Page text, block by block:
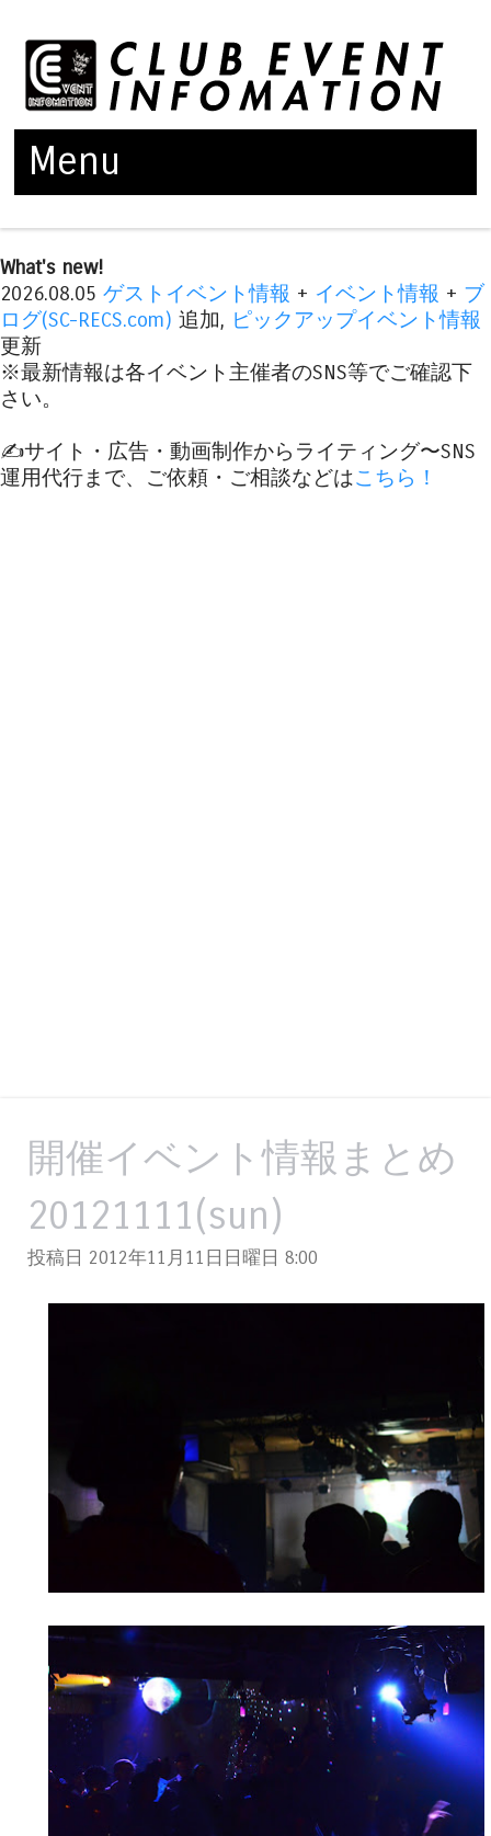
Menu
What's new!
2026.08.05 ゲストイベント情報 + イベント情報 + ブ
ログ(SC-RECS.com) 追加, ピックアップイベント情報
更新
※最新情報は各イベント主催者のSNS等でご確認下
さい。
✍️サイト・広告・動画制作からライティング〜SNS
運用代行まで、ご依頼・ご相談などはこちら！
開催イベント情報まとめ
20121111(sun)
投稿日 2012年11月11日日曜日 8:00